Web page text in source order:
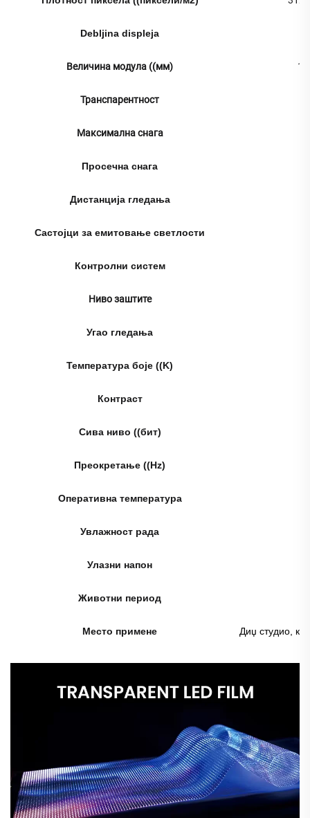
Debljina displeja
Величина модула ((мм)
Транспарентност
Максимална снага
Просечна снага
Дистанција гледања
Састојци за емитовање светлости
Контролни систем
Ниво заштите
Угао гледања
Температура боје ((K)
Контраст
Сива ниво ((бит)
Преокретање ((Hz)
Оперативна температура
Увлажност рада
Улазни напон
Животни период
Место примене Диџ студио,